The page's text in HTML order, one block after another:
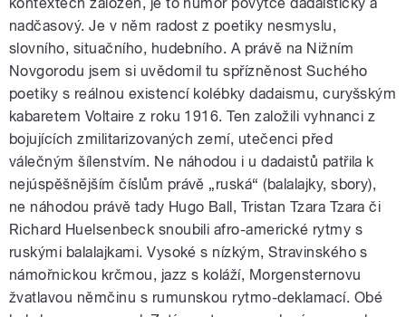
nadčasový. Je v něm radost z poetiky nesmyslu,
slovního, situačního, hudebního. A právě na Nižním
Novgorodu jsem si uvědomil tu spřízněnost Suchého
poetiky s reálnou existencí kolébky dadaismu, curyšským
kabaretem Voltaire z roku 1916. Ten založili vyhnanci z
bojujících zmilitarizovaných zemí, utečenci před
válečným šílenstvím. Ne náhodou i u dadaistů patřila k
nejúspěšnějším číslům právě „ruská“ (balalajky, sbory),
ne náhodou právě tady Hugo Ball, Tristan Tzara Tzara či
Richard Huelsenbeck snoubili afro-americké rytmy s
ruskými balalajkami. Vysoké s nízkým, Stravinského s
námořnickou krčmou, jazz s koláží, Morgensternovu
žvatlavou němčinu s rumunskou rytmo-deklamací. Obé